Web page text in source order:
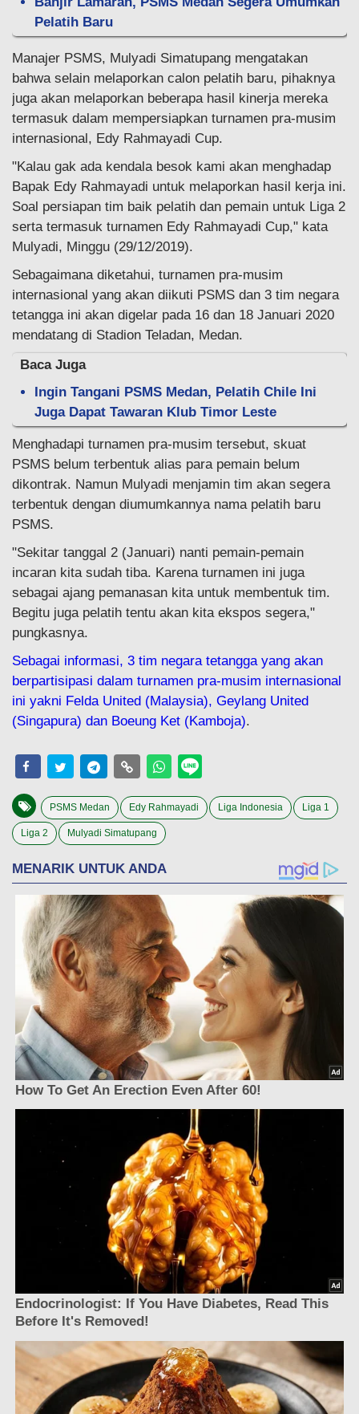
Pelatih Baru
Manajer PSMS, Mulyadi Simatupang mengatakan
bahwa selain melaporkan calon pelatih baru, pihaknya
juga akan melaporkan beberapa hasil kinerja mereka
termasuk dalam mempersiapkan turnamen pra-musim
internasional, Edy Rahmayadi Cup.
"Kalau gak ada kendala besok kami akan menghadap
Bapak Edy Rahmayadi untuk melaporkan hasil kerja ini.
Soal persiapan tim baik pelatih dan pemain untuk Liga 2
serta termasuk turnamen Edy Rahmayadi Cup," kata
Mulyadi, Minggu (29/12/2019).
Sebagaimana diketahui, turnamen pra-musim
internasional yang akan diikuti PSMS dan 3 tim negara
tetangga ini akan digelar pada 16 dan 18 Januari 2020
mendatang di Stadion Teladan, Medan.
Baca Juga
Ingin Tangani PSMS Medan, Pelatih Chile Ini
Juga Dapat Tawaran Klub Timor Leste
Menghadapi turnamen pra-musim tersebut, skuat
PSMS belum terbentuk alias para pemain belum
dikontrak. Namun Mulyadi menjamin tim akan segera
terbentuk dengan diumumkannya nama pelatih baru
PSMS.
"Sekitar tanggal 2 (Januari) nanti pemain-pemain
incaran kita sudah tiba. Karena turnamen ini juga
sebagai ajang pemanasan kita untuk membentuk tim.
Begitu juga pelatih tentu akan kita ekspos segera,"
pungkasnya.
Sebagai informasi, 3 tim negara tetangga yang akan
berpartisipasi dalam turnamen pra-musim internasional
ini yakni Felda United (Malaysia), Geylang United
(Singapura) dan Boeung Ket (Kamboja).
PSMS Medan Edy Rahmayadi Liga Indonesia Liga 1
Liga 2 Mulyadi Simatupang